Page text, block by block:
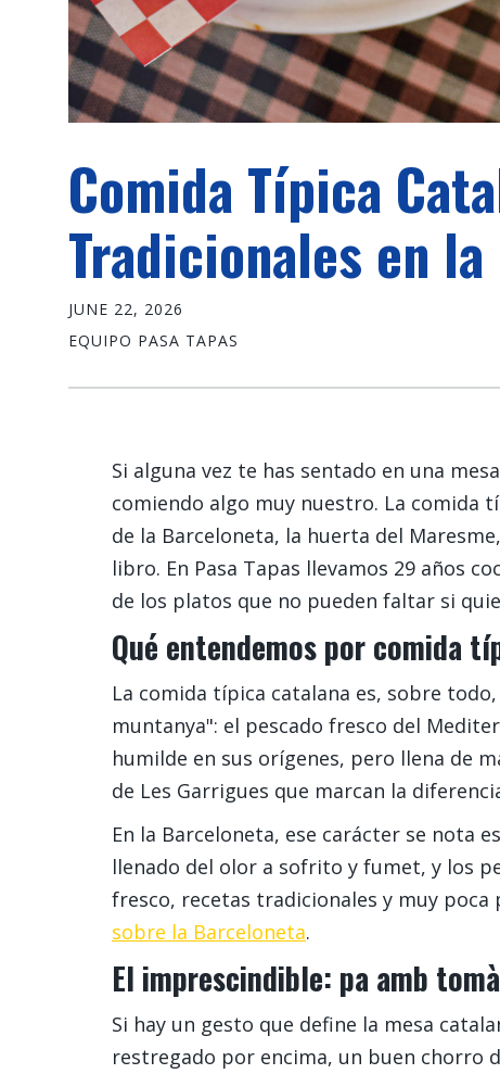
Comida Típica
Tradicionales en
JUNE 22, 2026
EQUIPO PASA TAPAS
Si alguna vez te has sentado en una
comiendo algo muy nuestro. La comida
de la Barceloneta, la huerta del
libro. En Pasa Tapas llevamos 29 años
de los platos que no pueden faltar si
Qué entendemos por comida
La comida típica catalana es, sobre
muntanya": el pescado fresco del
humilde en sus orígenes, pero llena de
de Les Garrigues que marcan la
En la Barceloneta, ese carácter se nota
llenado del olor a sofrito y fumet, y los
fresco, recetas tradicionales y muy
sobre la Barceloneta.
El imprescindible: pa amb
Si hay un gesto que define la mesa
restregado por encima, un buen chorro